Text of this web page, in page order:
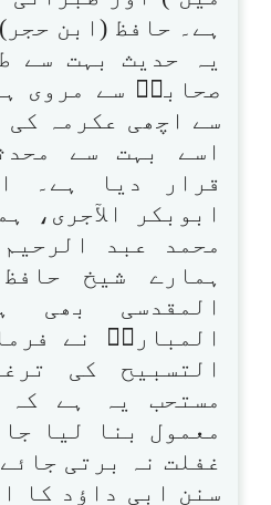
ہے۔ حافظ (ابن
یہ حدیث بہت سے
صحابہؓ سے مروی
سے اچھی عکرمہ کی
اسے بہت سے
قرار دیا ہے۔
ابوبکر الآجری،
محمد عبد
ہمارے شیخ
المقدسی بھی
المبارکؒ نے
التسبیح کی
مستحب یہ ہے
معمول بنا لیا
غفلت نہ برتی
سنن ابی داؤد کا